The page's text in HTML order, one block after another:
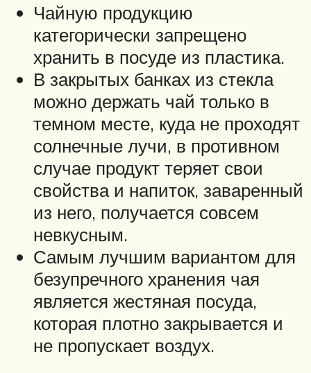
Чайную продукцию
категорически запрещено
хранить в посуде из пластика.
В закрытых банках из стекла
можно держать чай только в
темном месте, куда не проходят
солнечные лучи, в противном
случае продукт теряет свои
свойства и напиток, заваренный
из него, получается совсем
невкусным.
Самым лучшим вариантом для
безупречного хранения чая
является жестяная посуда,
которая плотно закрывается и
не пропускает воздух.